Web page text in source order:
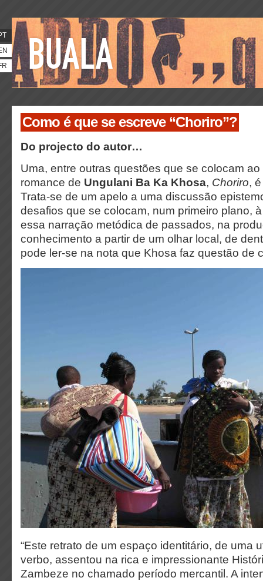
Como é que se escreve “Choriro”?
Do projecto do autor…
Uma, entre outras questões que se colocam ao
romance de Ungulani Ba Ka Khosa, Choriro,
Trata-se de um apelo a uma discussão
desafios que se colocam, num primeiro plano,
essa narração metódica de passados, na
conhecimento a partir de um olhar local, de
pode ler-se na nota que Khosa faz questão de
“Este retrato de um espaço identitário, de uma
verbo, assentou na rica e impressionante
Zambeze no chamado período mercantil. A